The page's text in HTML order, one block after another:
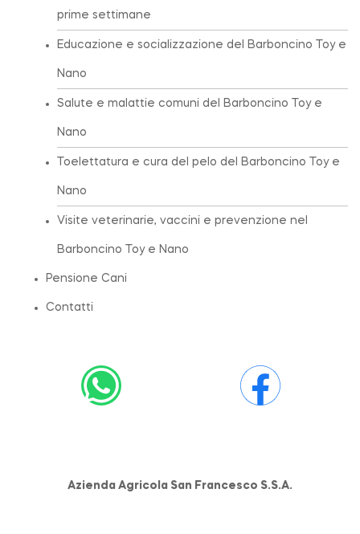
prime settimane
Educazione e socializzazione del Barboncino Toy e
Nano
Salute e malattie comuni del Barboncino Toy e
Nano
Toelettatura e cura del pelo del Barboncino Toy e
Nano
Visite veterinarie, vaccini e prevenzione nel
Barboncino Toy e Nano
Pensione Cani
Contatti
Azienda Agricola San Francesco S.S.A.